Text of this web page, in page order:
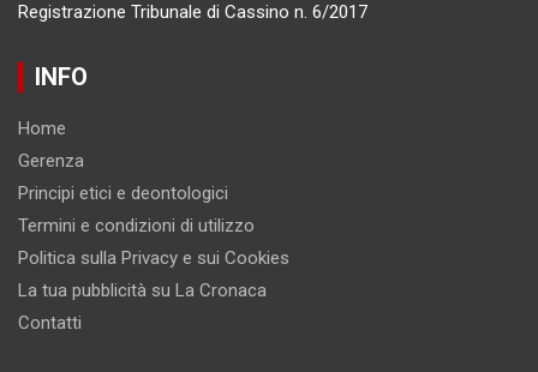
Registrazione Tribunale di Cassino n. 6/2017
INFO
Home
Gerenza
Principi etici e deontologici
Termini e condizioni di utilizzo
Politica sulla Privacy e sui Cookies
La tua pubblicità su La Cronaca
Contatti